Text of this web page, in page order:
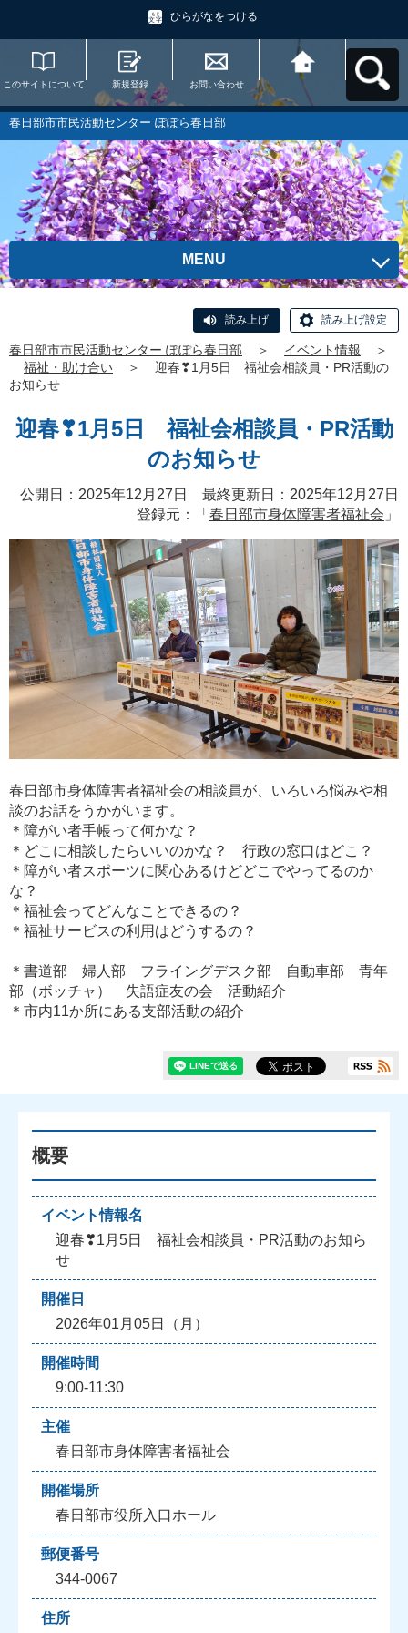
ひらがなをつける
このサイトについて 新規登録 お問い合わせ
春日部市市民活動セ
ンター ぽぽら春日部
へ戻る
春日部市市民活動センター ぽぽら春日部
MENU
読み上げ 読み上げ設定
春日部市市民活動センター ぽぽら春日部 ＞ イベント情報
＞
福祉・助け合い
＞
迎春❣1月5日 福祉会相談員・PR活動の
お知らせ
迎春❣1月5日 福祉会相談員・PR活動
のお知らせ
公開日：2025年12月27日 最終更新日：2025年12月27日
登録元：「 春日部市身体障害者福祉会 」
春日部市身体障害者福祉会の相談員が、いろいろ悩みや相
談のお話をうかがいます。
＊障がい者手帳って何かな？
＊どこに相談したらいいのかな？ 行政の窓口はどこ？
＊障がい者スポーツに関心あるけどどこでやってるのか
な？
＊福祉会ってどんなことできるの？
＊福祉サービスの利用はどうするの？
＊書道部 婦人部 フライングデスク部 自動車部 青年
部（ボッチャ） 失語症友の会 活動紹介
＊市内11か所にある支部活動の紹介
概要
イベント情報名
迎春❣1月5日 福祉会相談員・PR活動のお知ら
せ
開催日
2026年01月05日（月）
開催時間
9:00-11:30
主催
春日部市身体障害者福祉会
開催場所
春日部市役所入口ホール
郵便番号
344-0067
住所